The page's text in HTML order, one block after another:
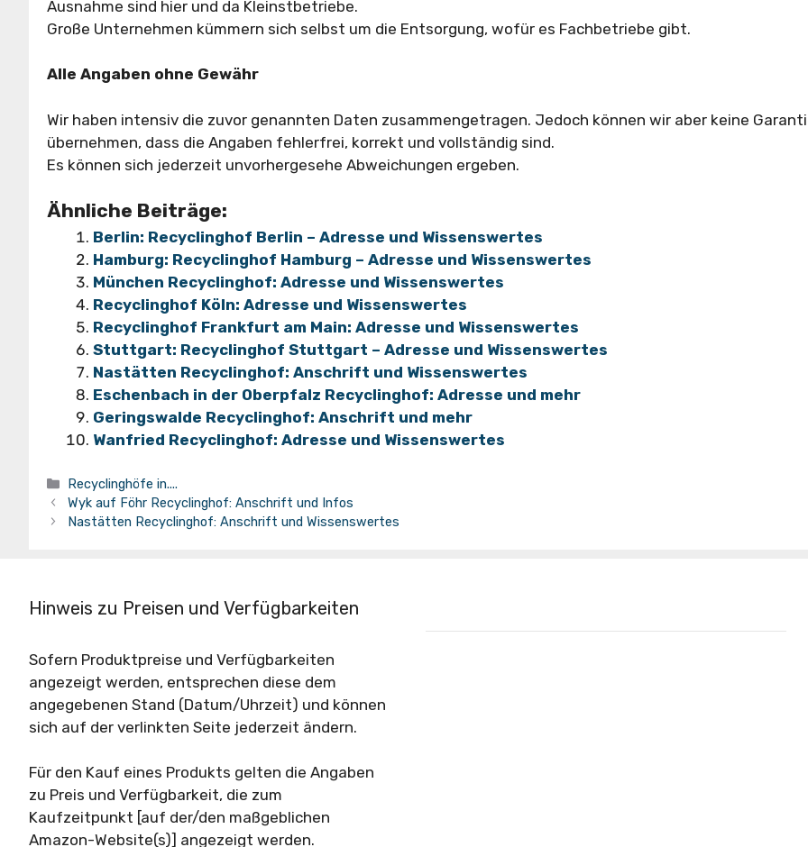
Ausnahme sind hier und da Kleinstbetriebe.
Große Unternehmen kümmern sich selbst um die Entsorgung, wofür es Fachbetriebe gibt.
Alle Angaben ohne Gewähr
Wir haben intensiv die zuvor genannten Daten zusammengetragen. Jedoch können wir aber keine
übernehmen, dass die Angaben fehlerfrei, korrekt und vollständig sind.
Es können sich jederzeit unvorhergesehe Abweichungen ergeben.
Ähnliche Beiträge:
Berlin: Recyclinghof Berlin – Adresse und Wissenswertes
Hamburg: Recyclinghof Hamburg – Adresse und Wissenswertes
München Recyclinghof: Adresse und Wissenswertes
Recyclinghof Köln: Adresse und Wissenswertes
Recyclinghof Frankfurt am Main: Adresse und Wissenswertes
Stuttgart: Recyclinghof Stuttgart – Adresse und Wissenswertes
Nastätten Recyclinghof: Anschrift und Wissenswertes
Eschenbach in der Oberpfalz Recyclinghof: Adresse und mehr
Geringswalde Recyclinghof: Anschrift und mehr
Wanfried Recyclinghof: Adresse und Wissenswertes
Kategorien
Recyclinghöfe in....
Wyk auf Föhr Recyclinghof: Anschrift und Infos
Nastätten Recyclinghof: Anschrift und Wissenswertes
Hinweis zu Preisen und Verfügbarkeiten
Sofern Produktpreise und Verfügbarkeiten
angezeigt werden, entsprechen diese dem
angegebenen Stand (Datum/Uhrzeit) und können
sich auf der verlinkten Seite jederzeit ändern.
Für den Kauf eines Produkts gelten die Angaben
zu Preis und Verfügbarkeit, die zum
Kaufzeitpunkt [auf der/den maßgeblichen
Amazon-Website(s)] angezeigt werden.